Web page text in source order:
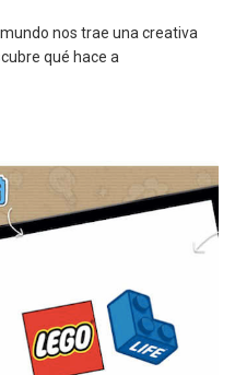
mundo nos trae una creativa
qué hace a